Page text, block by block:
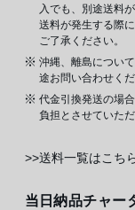
入でも、別途送料
送料が発生する際
ご了承ください。
沖縄、離島につい
途お問い合わせく
代金引換発送の場
負担とさせていた
>>送料一覧はこち
当日納品チャー